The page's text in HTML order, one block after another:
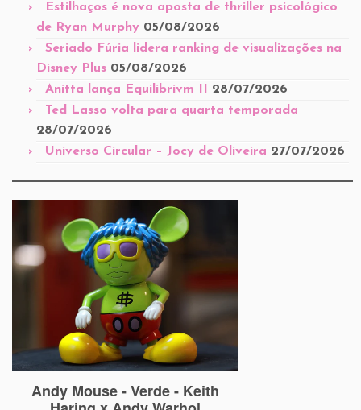
Estilhaços é nova aposta de thriller psicológico
de Ryan Murphy 05/08/2026
Seriado Fúria lidera ranking de visualizações na
Disney Plus 05/08/2026
Anitta lança Equilibrivm II 28/07/2026
Ted Lasso volta para quarta temporada
28/07/2026
Universo Circular – Jocy de Oliveira 27/07/2026